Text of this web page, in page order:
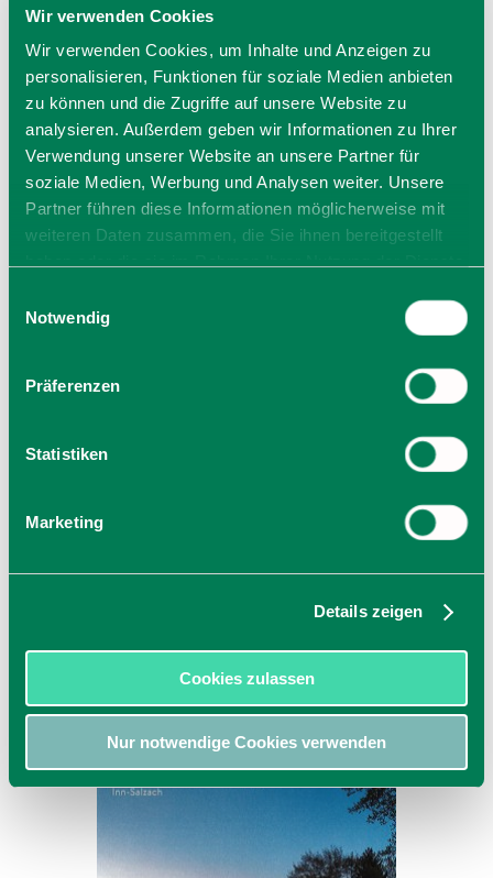
Wir verwenden Cookies
Wir verwenden Cookies, um Inhalte und Anzeigen zu
personalisieren, Funktionen für soziale Medien anbieten
zu können und die Zugriffe auf unsere Website zu
analysieren. Außerdem geben wir Informationen zu Ihrer
Verwendung unserer Website an unsere Partner für
soziale Medien, Werbung und Analysen weiter. Unsere
Partner führen diese Informationen möglicherweise mit
weiteren Daten zusammen, die Sie ihnen bereitgestellt
Cookies, wenn Sie unsere Webseite weiterhin nutzen.
Notwendig
Präferenzen
Statistiken
Marketing
Details zeigen
Cookies zulassen
Nur notwendige Cookies verwenden
Zu Fuß über die Alpen - vom Tegernsee nach Sterzing
Bestellen